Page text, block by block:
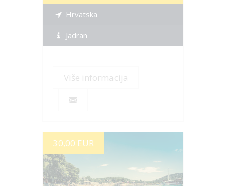
Hrvatska
Jadran
Više informacija
30,00 EUR